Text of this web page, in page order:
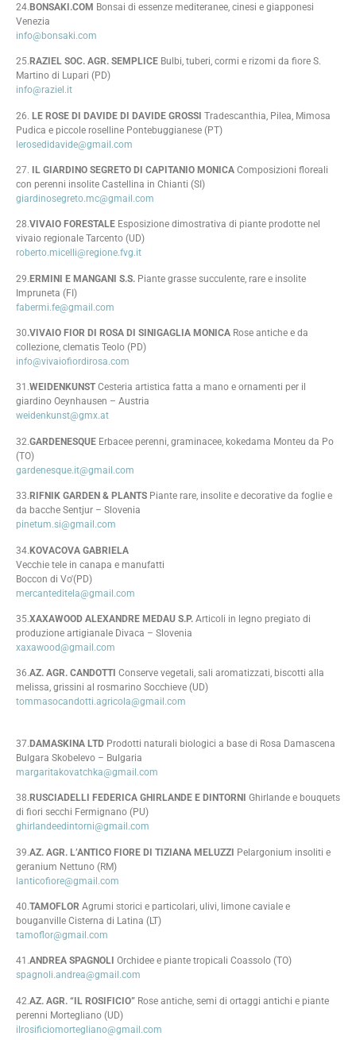
24.BONSAKI.COM Bonsai di essenze mediteranee, cinesi e giapponesi
Venezia
info@bonsaki.com
25. RAZIEL SOC. AGR. SEMPLICE Bulbi, tuberi, cormi e rizomi da fiore S.
Martino di Lupari (PD)
info@raziel.it
26. LE ROSE DI DAVIDE DI DAVIDE GROSSI Tradescanthia, Pilea, Mimosa
Pudica e piccole roselline Pontebuggianese (PT)
lerosedidavide@gmail.com
27. IL GIARDINO SEGRETO DI CAPITANIO MONICA Composizioni floreali
con perenni insolite Castellina in Chianti (SI)
giardinosegreto.mc@gmail.com
28.VIVAIO FORESTALE Esposizione dimostrativa di piante prodotte nel
vivaio regionale Tarcento (UD)
roberto.micelli@regione.fvg.it
29.ERMINI E MANGANI S.S. Piante grasse succulente, rare e insolite
Impruneta (FI)
fabermi.fe@gmail.com
30.VIVAIO FIOR DI ROSA DI SINIGAGLIA MONICA Rose antiche e da
collezione, clematis Teolo (PD)
info@vivaiofiordirosa.com
31.WEIDENKUNSTCesteria artistica fatta a mano e ornamenti per il
giardino Oeynhausen – Austria
weidenkunst@gmx.at
32.GARDENESQUE Erbacee perenni, graminacee, kokedama Monteu da Po
(TO)
gardenesque.it@gmail.com
33. RIFNIK GARDEN & PLANTS Piante rare, insolite e decorative da foglie e
da bacche Sentjur – Slovenia
pinetum.si@gmail.com
34.KOVACOVA GABRIELA
Vecchie tele in canapa e manufatti
Boccon di Vo'(PD)
mercanteditela@gmail.com
35.XAXAWOOD ALEXANDRE MEDAU S.P. Articoli in legno pregiato di
produzione artigianale Divaca – Slovenia
xaxawood@gmail.com
36.AZ. AGR. CANDOTTI Conserve vegetali, sali aromatizzati, biscotti alla
melissa, grissini al rosmarino Socchieve (UD)
tommasocandotti.agricola@gmail.com
37.DAMASKINA LTD Prodotti naturali biologici a base di Rosa Damascena
Bulgara Skobelevo – Bulgaria
margaritakovatchka@gmail.com
38. RUSCIADELLI FEDERICA GHIRLANDE E DINTORNI
Ghirlande e bouquets
di fiori secchi Fermignano (PU)
ghirlandeedintorni@gmail.com
39.AZ. AGR. L’ANTICO FIORE DI TIZIANA MELUZZI Pelargonium insoliti e
geranium Nettuno (RM)
lanticofiore@gmail.com
40.TAMOFLOR Agrumi storici e particolari, ulivi, limone caviale e
bouganville Cisterna di Latina (LT)
tamoflor@gmail.com
41.ANDREA SPAGNOLI Orchidee e piante tropicali Coassolo (TO)
spagnoli.andrea@gmail.com
42.AZ. AGR. “IL ROSIFICIO” Rose antiche, semi di ortaggi antichi e piante
perenni Mortegliano (UD)
ilrosificiomortegliano@gmail.com